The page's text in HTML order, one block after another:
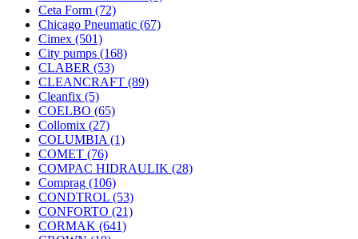
Ceta Form (72)
Chicago Pneumatic (67)
Cimex (501)
City pumps (168)
CLABER (53)
CLEANCRAFT (89)
Cleanfix (5)
COELBO (65)
Collomix (27)
COLUMBIA (1)
COMET (76)
COMPAC HIDRAULIK (28)
Comprag (106)
CONDTROL (53)
CONFORTO (21)
CORMAK (641)